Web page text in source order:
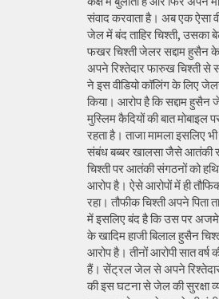
संवाद करवाता है। अब एक ऐसा
जेल में बंद ताहिर चिश्ती, उसका
फखर चिश्ती जेलर सद्दाम हुसैन
अपने रिश्तेदार फारुख चिश्ती से
ने इस वीडियो कॉलिंग के लिए
किया। आरोप है कि सद्दाम
मुस्लिम कैदियों की बात मोबाइल
रहता है। ताजा मामला इसलिए
संबंध बब्बर खालसा जैसे आतंकी
चिश्ती पर आतंकी संगठनों को
आरोप है। ऐसे आरोपों में ही
रहा। तौफीक चिश्ती अपने
में इसलिए बंद है कि उस पर
के खादिम हाजी बिलाल हुसैन
आरोप है। तीनों आरोपी सात
हैं। सेंट्रल जेल से अपने
की इस घटना से जेल की सुरक्षा